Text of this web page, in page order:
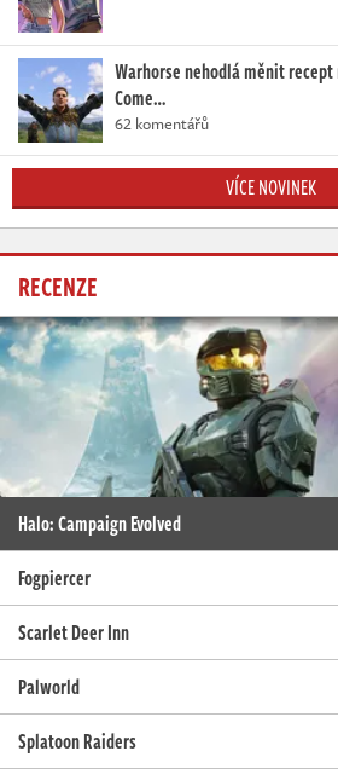
Warhorse nehodlá měnit
Come…
62 komentářů
VÍCE NOVINEK
RECENZE
Halo: Campaign Evolved
Fogpiercer
Scarlet Deer Inn
Palworld
Splatoon Raiders